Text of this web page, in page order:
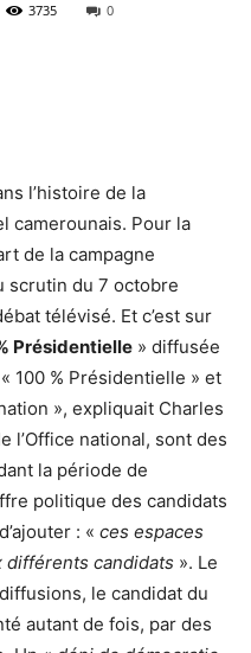
3735 0
l’histoire de la
camerounais. Pour la
de la campagne
scrutin du 7 octobre
télévisé. Et c’est sur
Présidentielle » diffusée
100 % Présidentielle » et
», expliquait Charles
l’Office national, sont des
la période de
politique des candidats
: « ces espaces
candidats ». Le
le candidat du
autant de fois, par des